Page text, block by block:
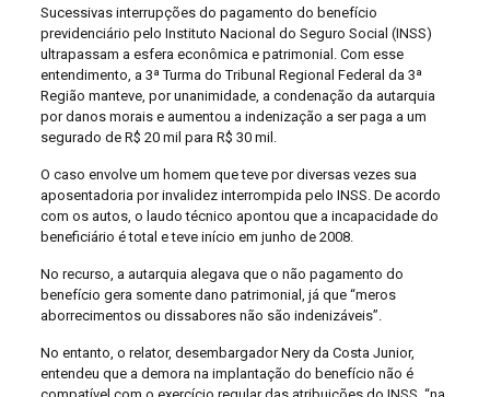
Sucessivas interrupções do pagamento do benefício
previdenciário pelo Instituto Nacional do Seguro Social (INSS)
ultrapassam a esfera econômica e patrimonial. Com esse
entendimento, a 3ª Turma do Tribunal Regional Federal da 3ª
Região manteve, por unanimidade, a condenação da autarquia
por danos morais e aumentou a indenização a ser paga a um
segurado de R$ 20 mil para R$ 30 mil.
O caso envolve um homem que teve por diversas vezes sua
aposentadoria por invalidez interrompida pelo INSS. De acordo
com os autos, o laudo técnico apontou que a incapacidade do
beneficiário é total e teve início em junho de 2008.
No recurso, a autarquia alegava que o não pagamento do
benefício gera somente dano patrimonial, já que “meros
aborrecimentos ou dissabores não são indenizáveis”.
No entanto, o relator, desembargador Nery da Costa Junior,
entendeu que a demora na implantação do benefício não é